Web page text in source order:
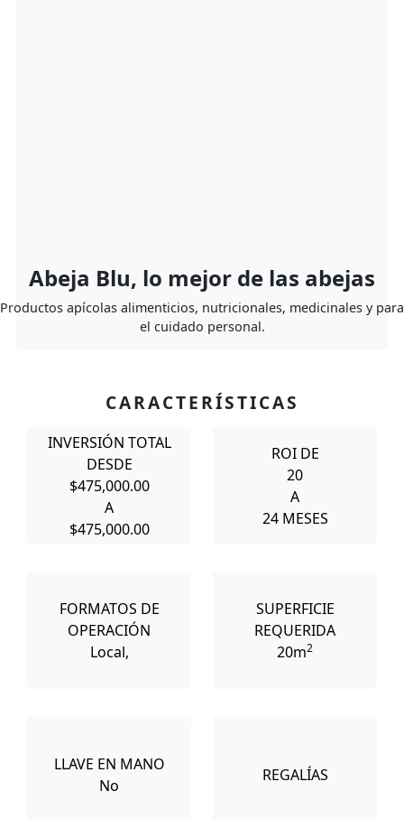
Abeja Blu, lo mejor de las abejas
Productos apícolas alimenticios, nutricionales, medicinales y para
el cuidado personal.
CARACTERÍSTICAS
INVERSIÓN TOTAL
DESDE
$475,000.00
A
$475,000.00
ROI DE
20
A
24 MESES
FORMATOS DE
OPERACIÓN
Local,
SUPERFICIE
REQUERIDA
20m2
LLAVE EN MANO
No
REGALÍAS